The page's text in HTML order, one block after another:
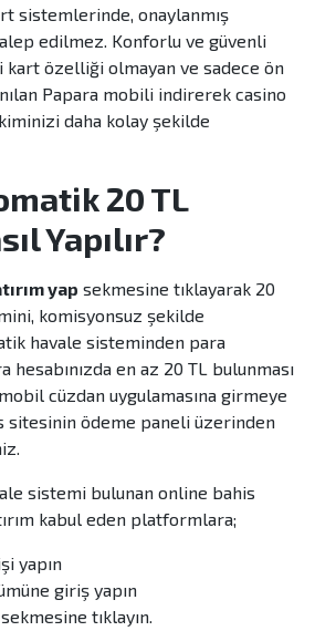
sistemlerinde, onaylanmış
edilmez. Konforlu ve güvenli
kart özelliği olmayan ve sadece ön
Papara mobili indirerek casino
daha kolay şekilde
20 TL
Yapılır?
yap sekmesine tıklayarak 20
komisyonsuz şekilde
havale sisteminden para
hesabınızda en az 20 TL bulunması
cüzdan uygulamasına girmeye
sitesinin ödeme paneli üzerinden
sistemi bulunan online bahis
kabul eden platformlara;
yapın
giriş yapın
tıklayın.